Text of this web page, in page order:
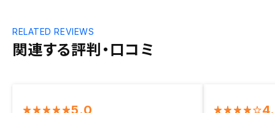
関連する評判・口コミ
RELATED REVIEWS
5.0